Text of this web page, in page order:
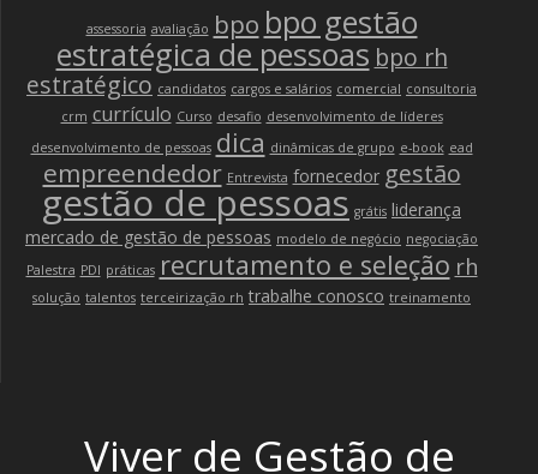
assessoria avaliação bpo bpo gestão
estratégica de pessoas bpo rh
estratégico candidatos cargos e salários comercial consultoria
crm currículo Curso desafio desenvolvimento de líderes
desenvolvimento de pessoas dica dinâmicas de grupo e-book ead
empreendedor Entrevista fornecedor gestão
gestão de pessoas grátis liderança
mercado de gestão de pessoas modelo de negócio negociação
Palestra PDI práticas recrutamento e seleção rh
solução talentos terceirização rh trabalhe conosco treinamento
Viver de Gestão de